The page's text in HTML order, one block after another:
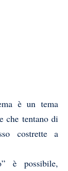
è un tema
che tentano di
costrette a
è possibile,